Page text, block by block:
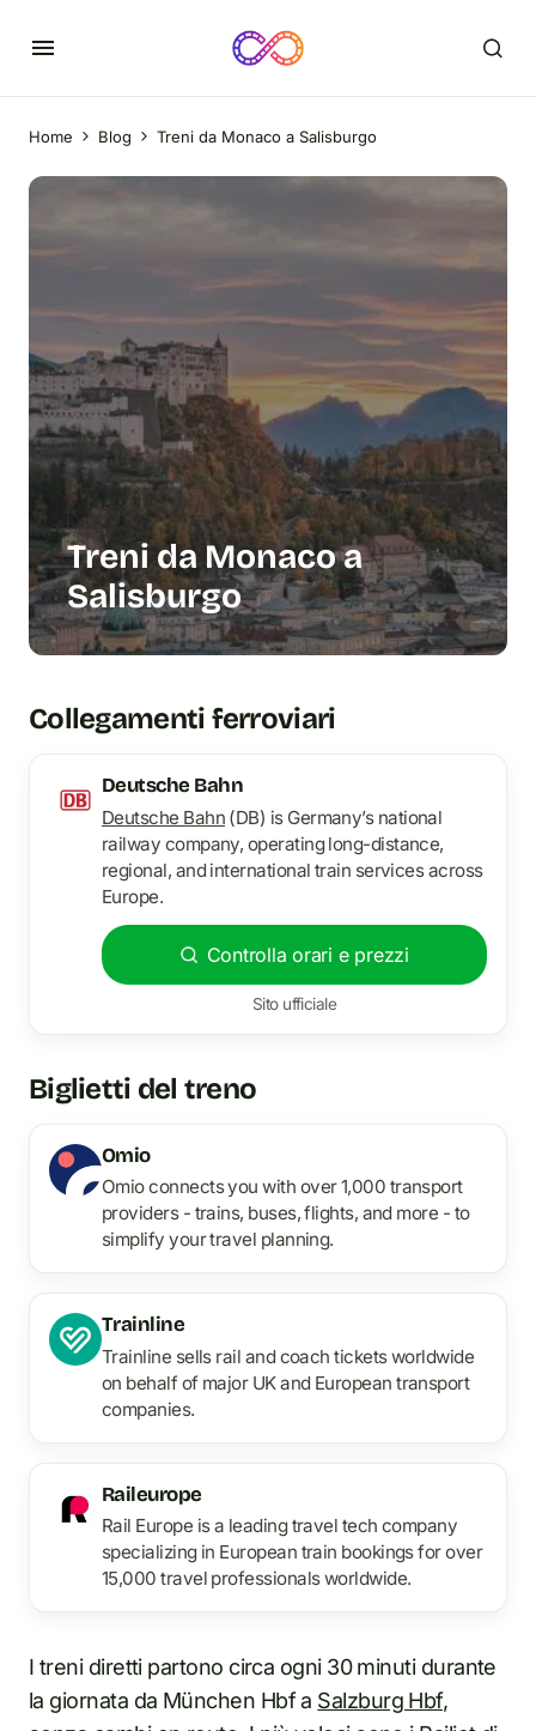
Home Blog Treni da Monaco a Salisburgo
Treni da Monaco a
Salisburgo
Collegamenti ferroviari
Deutsche Bahn
Deutsche Bahn(DB) is Germany’s national
railway company, operating long-distance,
regional, and international train services across
Europe.
Controlla orari e prezzi
Sito ufficiale
Biglietti del treno
Omio
Omio connects you with over 1,000 transport
providers - trains, buses, flights, and more - to
simplify your travel planning.
Trainline
Trainline sells rail and coach tickets worldwide
on behalf of major UK and European transport
companies.
Raileurope
Rail Europe is a leading travel tech company
specializing in European train bookings for over
15,000 travel professionals worldwide.
I treni diretti partono circa ogni 30 minuti durante
la giornata da München Hbf a Salzburg Hbf,